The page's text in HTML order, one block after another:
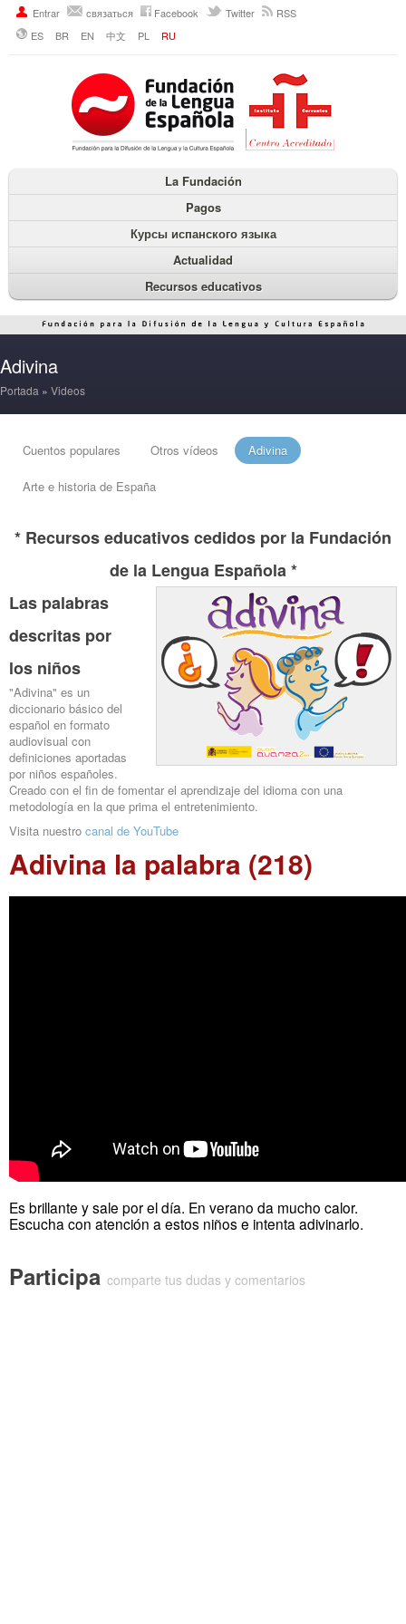
Entrar связаться Facebook Twitter
RSS
ES
BR EN 中文 PL RU
La Fundación
Pagos
Курсы испанского языка
Actualidad
Recursos educativos
Adivina
Portada » Videos
Cuentos populares Otros vídeos Adivina
Arte e historia de España
* Recursos educativos cedidos por la Fundación
de la Lengua Española *
Las palabras
descritas por
los niños
"Adivina" es un
diccionario básico del
español en formato
audiovisual con
definiciones aportadas
por niños españoles.
Creado con el fin de fomentar el aprendizaje del idioma con una
metodología en la que prima el entretenimiento.
Visita nuestro canal de YouTube
Adivina la palabra (218)
Es brillante y sale por el día. En verano da mucho calor.
Escucha con atención a estos niños e intenta adivinarlo.
Participa comparte tus dudas y comentarios